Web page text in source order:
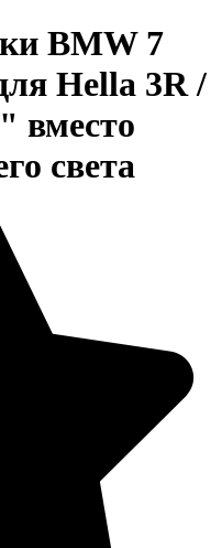
BMW 7
Hella 3R /
вместо
света